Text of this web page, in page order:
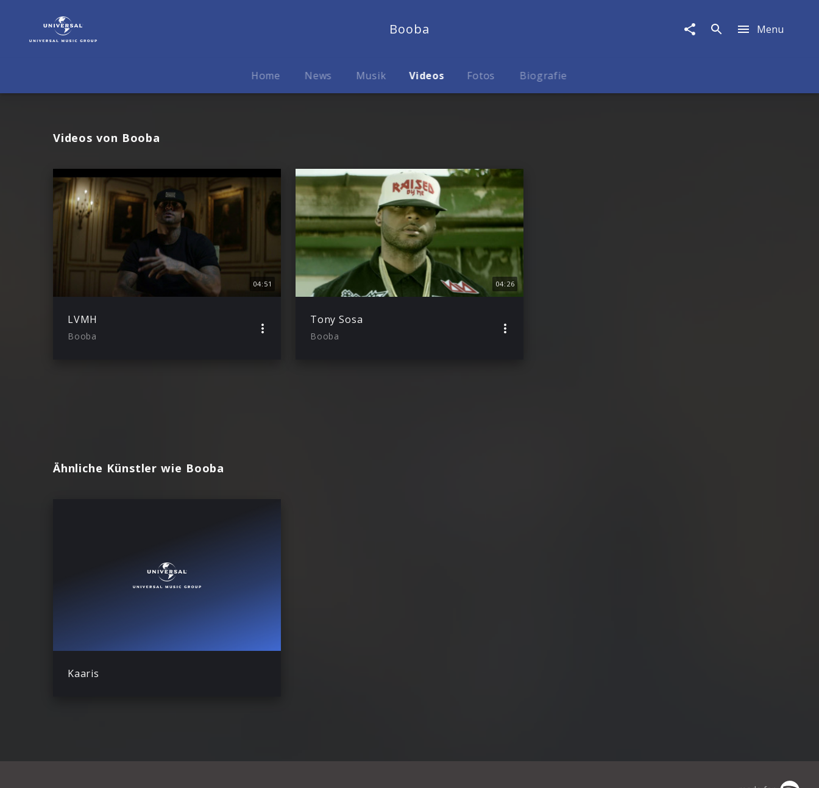
Videos
Booba Menu
Home News Musik Videos Fotos Biografie
Videos von Booba
04:51
LVMH
Booba
04:26
Tony Sosa
Booba
Ähnliche Künstler wie Booba
Kaaris